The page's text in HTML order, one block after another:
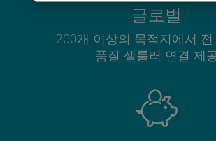
글로벌
200개 이상의 목적지에서
품질 셀룰러 연결 제